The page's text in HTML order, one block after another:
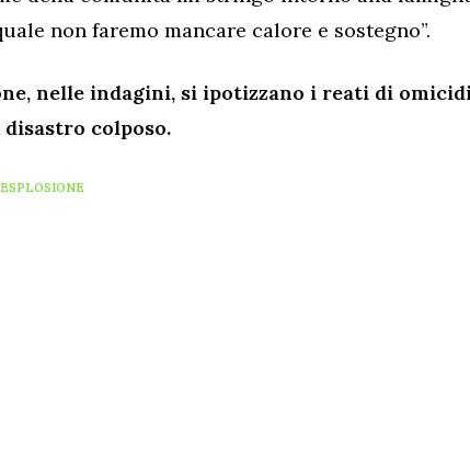
non faremo mancare calore e sostegno”.
nelle indagini, si ipotizzano i reati di
colposo.
ESPLOSIONE